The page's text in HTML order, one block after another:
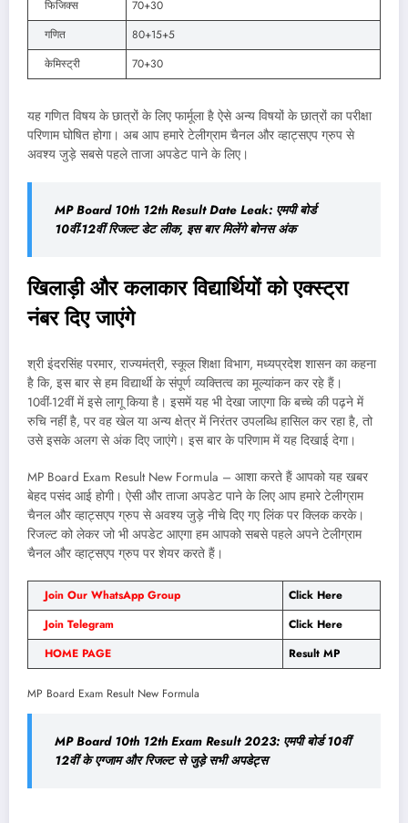
फिजिक्स
70+30
गणित
80+15+5
केमिस्ट्री
70+30
यह गणित विषय के छात्रों के लिए फार्मूला है ऐसे अन्य विषयों के छात्रों का परीक्षा
परिणाम घोषित होगा। अब आप हमारे टेलीग्राम चैनल और व्हाट्सएप ग्रुप से
अवश्य जुड़े सबसे पहले ताजा अपडेट पाने के लिए।
MP Board 10th 12th Result Date Leak: एमपी बोर्ड
10वीं-12वीं रिजल्ट डेट लीक, इस बार मिलेंगे बोनस अंक
खिलाड़ी और कलाकार विद्यार्थियों को एक्स्ट्रा
नंबर दिए जाएंगे
श्री इंदरसिंह परमार, राज्यमंत्री, स्कूल शिक्षा विभाग, मध्यप्रदेश शासन का कहना
है कि, इस बार से हम विद्यार्थी के संपूर्ण व्यक्तित्व का मूल्यांकन कर रहे हैं।
10वीं-12वीं में इसे लागू किया है। इसमें यह भी देखा जाएगा कि बच्चे की पढ़ने में
रुचि नहीं है, पर वह खेल या अन्य क्षेत्र में निरंतर उपलब्धि हासिल कर रहा है, तो
उसे इसके अलग से अंक दिए जाएंगे। इस बार के परिणाम में यह दिखाई देगा।
MP Board Exam Result New Formula – आशा करते हैं आपको यह खबर
बेहद पसंद आई होगी। ऐसी और ताजा अपडेट पाने के लिए आप हमारे टेलीग्राम
चैनल और व्हाट्सएप ग्रुप से अवश्य जुड़े नीचे दिए गए लिंक पर क्लिक करके।
रिजल्ट को लेकर जो भी अपडेट आएगा हम आपको सबसे पहले अपने टेलीग्राम
चैनल और व्हाट्सएप ग्रुप पर शेयर करते हैं।
Join Our WhatsApp Group
Click Here
Join Telegram
Click Here
HOME PAGE
Result MP
MP Board Exam Result New Formula
MP Board 10th 12th Exam Result 2023: एमपी बोर्ड 10वीं
12वीं के एग्जाम और रिजल्ट से जुड़े सभी अपडेट्स